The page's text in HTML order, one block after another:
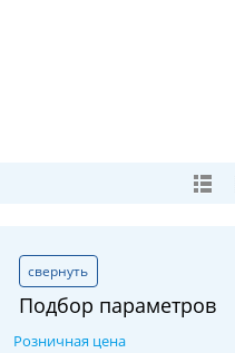
свернуть
Подбор параметров
Розничная цена